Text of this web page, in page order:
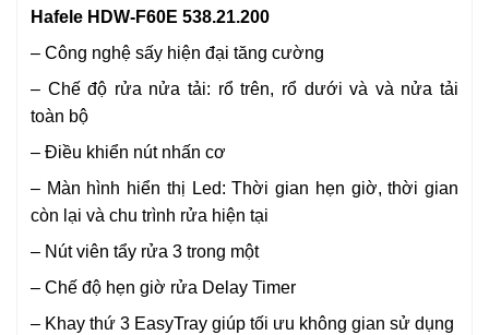
Hafele HDW-F60E 538.21.200
– Công nghệ sấy hiện đại tăng cường
– Chế độ rửa nửa tải: rổ trên, rổ dưới và và nửa tải
toàn bộ
– Điều khiển nút nhấn cơ
– Màn hình hiển thị Led: Thời gian hẹn giờ, thời gian
còn lại và chu trình rửa hiện tại
– Nút viên tẩy rửa 3 trong một
– Chế độ hẹn giờ rửa Delay Timer
– Khay thứ 3 EasyTray giúp tối ưu không gian sử dụng